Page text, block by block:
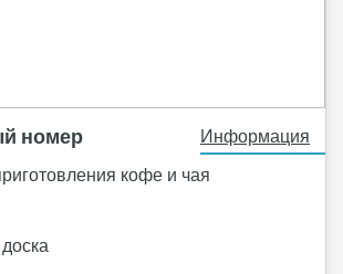
номер
Информация
кофе и чая